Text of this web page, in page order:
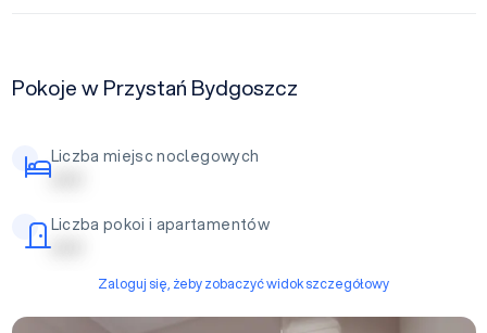
Pokoje w Przystań Bydgoszcz
Liczba miejsc noclegowych
| | | | |
Liczba pokoi i apartamentów
| | | | |
Zaloguj się, żeby zobaczyć widok szczegółowy